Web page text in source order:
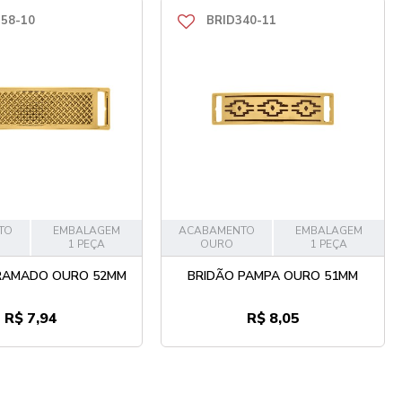
10
EMBALAGEM
1 PEÇA
OURO 52MM
R$ 7,94
BRID340-11
ACABAMENTO
OURO
EMBALAGEM
1 PEÇA
BRIDÃO PAMPA OURO 51MM
R$ 8,05